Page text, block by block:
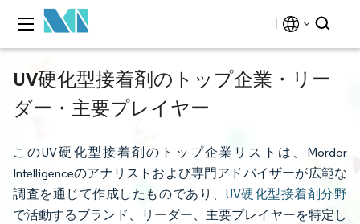
UV硬化型接着剤のトップ企業・リー
ダー・主要プレイヤー
このUV硬化型接着剤のトップ企業リストは、Mordor
Intelligenceのアナリストおよび専門アドバイザーが広範な
調査を通じて作成したものであり、 UV硬化型接着剤分野
で活動するブランド、リーダー、主要プレイヤーを特定し